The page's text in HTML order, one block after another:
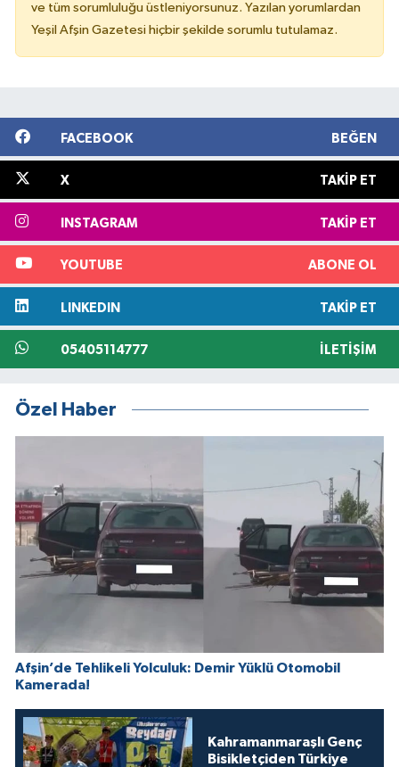
ve tüm sorumluluğu üstleniyorsunuz. Yazılan yorumlardan
Yeşil Afşin Gazetesi hiçbir şekilde sorumlu tutulamaz.
FACEBOOK BEĞEN
X TAKIP ET
INSTAGRAM TAKIP ET
YOUTUBE ABONE OL
LINKEDIN TAKIP ET
05405114777 İLETIŞIM
Özel Haber
Afşin’de Tehlikeli Yolculuk: Demir Yüklü Otomobil
Kamerada!
Kahramanmaraşlı Genç
Bisikletçiden Türkiye